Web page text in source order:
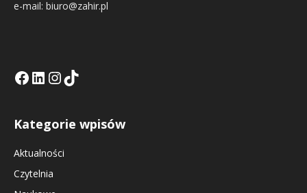
e-mail: biuro@zahir.pl
Facebook
LinkedIn
Tik Tok KEInstagramm KE
Kategorie wpisów
Aktualności
Czytelnia